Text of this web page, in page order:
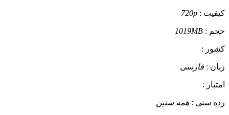
کیفیت : 720p
حجم : 1019MB
کشور :
زبان : فارسی
امتیاز :
رده سنی : همه سنین